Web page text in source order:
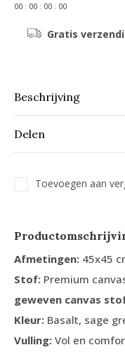
00 : 00 : 00 : 00
Gratis
Beschrijving
Delen
Toevoegen aan
Afmetingen: 45x45
Stof: Premium
geweven canvas
Kleur: Basalt, sage
Vulling: Vol en